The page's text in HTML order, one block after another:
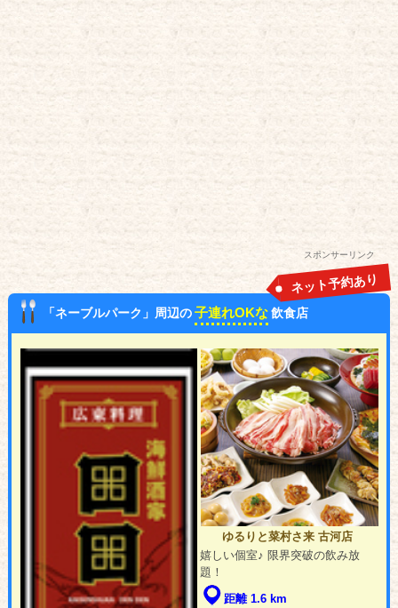
スポンサーリンク
「ネーブルパーク」周辺の子連れOKな 飲食店
ネット予約あり
ゆるりと菜村さ来 古河店
嬉しい個室♪ 限界突破の飲み放
題！
距離 1.6 km